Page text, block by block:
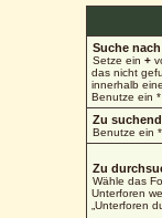
Suche
Setze ein+
das nicht
innerhalb
Benutze ein *
Zu
Benutze ein
Zu
Wähle das
Unterforen
„Unterforen